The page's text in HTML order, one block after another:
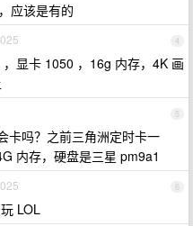
应该是有的
4
显卡 1050 ，16g 内存，4K 画
5
卡吗？之前三角洲定时卡一
内存，硬盘是三星 pm9a1
6
LOL